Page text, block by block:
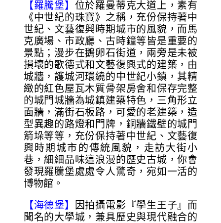
【羅騰堡】 位於羅曼蒂克大道上，素有
《中世紀的珠寶》之稱，充份保持著中
世紀、文藝復興時期城市的風貌，而馬
克廣場、市政廳、古時鐘等皆是重要的
景點；漫步在鵝卵石街道，兩旁是未被
損壞的歌德式和文藝復興式的建築，由
城牆，護城河環繞的中世紀小鎮，其精
緻的紅色屋瓦木質骨架房舍和保存完整
的城門城牆為城鎮建築特色，三角形立
面牆，滿街石板路，可愛的老建築，造
型異趣的路燈和門牌，銅牆鐵壁的城門
箭垛等等，充份保持著中世紀、文藝復
興時期城市的傳統風貌，走訪大街小
巷，細細品味這浪漫的歷史古城，你會
發現羅騰堡處處令人驚奇，宛如一活的
博物館。
【海德堡】
因拍攝電影『學生王子』而
聞名的大學城，兼具歷史與現代融合的